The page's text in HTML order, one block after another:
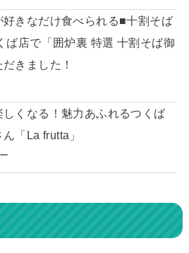
好きなだけ食べられる■十割そば
ば店で「囲炉裏 特選 十割そば御
きました！
しくなる！魅力あふれるつくば
「La frutta」